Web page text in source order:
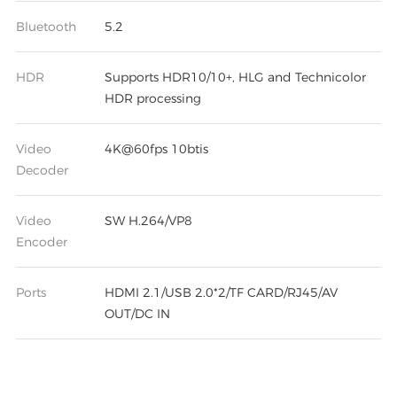
Bluetooth 5.2
HDR
Supports HDR10/10+, HLG and Technicolor
HDR processing
Video
Decoder
4K@60fps 10btis
Video
Encoder
SW H.264/VP8
Ports
HDMI 2.1/USB 2.0*2/TF CARD/RJ45/AV
OUT/DC IN